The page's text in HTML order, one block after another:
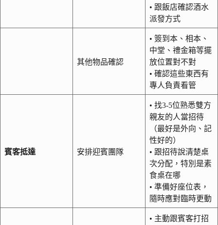
• 跟飯店確認酒水
派發方式
其他物品確認
• 簽到本、相本、
中堂、禮金箱等擺
放位置對不對
• 確認這些東西有
專人負責看管
賓客抵達 安排迎賓團隊
• 找3-5位熟悉雙方
親友的人當招待
（最好是外向、記
性好的）
• 跟招待說清楚桌
次分配，特別是素
食桌在哪
• 準備好座位表，
隨時應對臨時更動
• 主動跟賓客打招